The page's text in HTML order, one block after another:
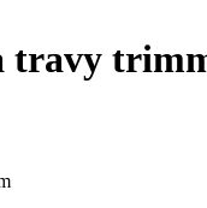
travy